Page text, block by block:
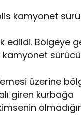
kamyonet
edildi. Bölgeye
kamyonet
üzerine
giren kurbağa